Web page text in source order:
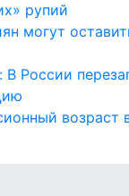
рупий
могут
России
возраст